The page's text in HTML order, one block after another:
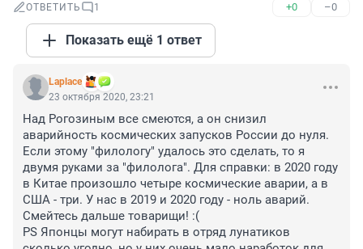
ОТВЕТИТЬ 1 +0 –0
Показать ещё 1 ответ
Laplace
23 октября 2020, 23:21
Над Рогозиным все смеются, а он снизил
аварийность космических запусков России до нуля.
Если этому "филологу" удалось это сделать, то я
двумя руками за "филолога". Для справки: в 2020 году
в Китае произошло четыре космические аварии, а в
США - три. У нас в 2019 и 2020 году - ноль аварий.
Смейтесь дальше товарищи! :(
PS Японцы могут набирать в отряд лунатиков